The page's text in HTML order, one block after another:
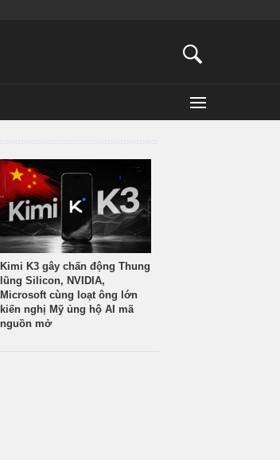
Kimi K3 gây chấn động Thung
lũng Silicon, NVIDIA,
Microsoft cùng loạt ông lớn
kiến nghị Mỹ ủng hộ AI mã
nguồn mở